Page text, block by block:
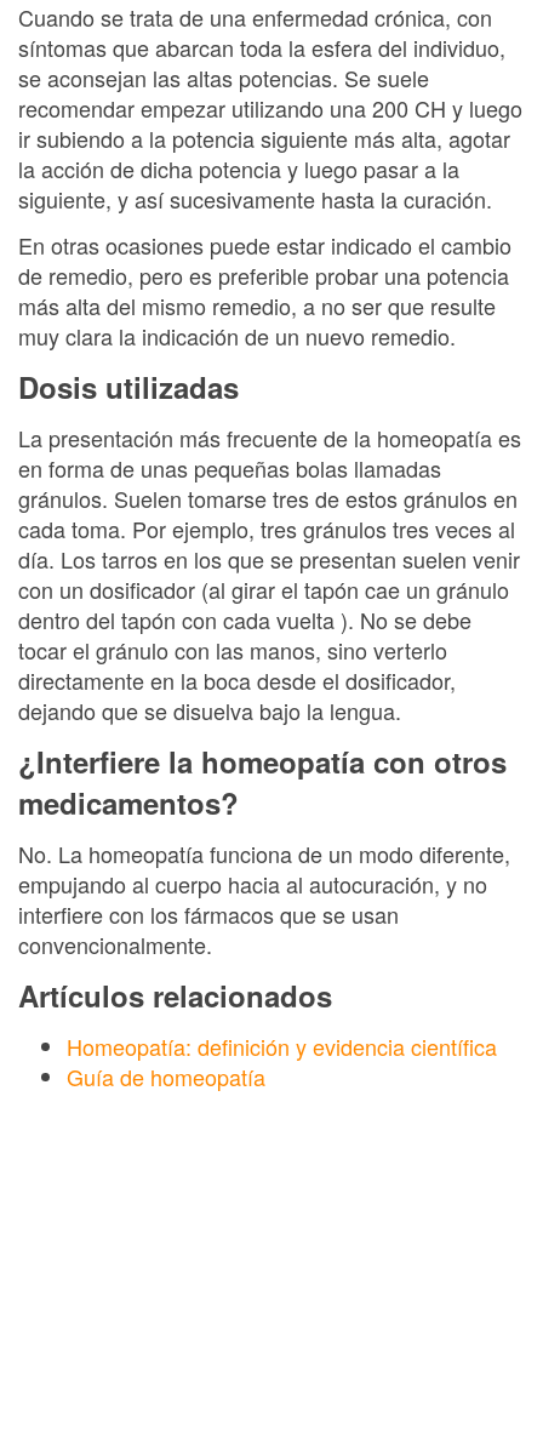
Cuando se trata de una enfermedad crónica, con
síntomas que abarcan toda la esfera del individuo,
se aconsejan las altas potencias. Se suele
recomendar empezar utilizando una 200 CH y luego
ir subiendo a la potencia siguiente más alta, agotar
la acción de dicha potencia y luego pasar a la
siguiente, y así sucesivamente hasta la curación.
En otras ocasiones puede estar indicado el cambio
de remedio, pero es preferible probar una potencia
más alta del mismo remedio, a no ser que resulte
muy clara la indicación de un nuevo remedio.
Dosis utilizadas
La presentación más frecuente de la homeopatía es
en forma de unas pequeñas bolas llamadas
gránulos. Suelen tomarse tres de estos gránulos en
cada toma. Por ejemplo, tres gránulos tres veces al
día. Los tarros en los que se presentan suelen venir
con un dosificador (al girar el tapón cae un gránulo
dentro del tapón con cada vuelta ). No se debe
tocar el gránulo con las manos, sino verterlo
directamente en la boca desde el dosificador,
dejando que se disuelva bajo la lengua.
¿Interfiere la homeopatía con otros
medicamentos?
No. La homeopatía funciona de un modo diferente,
empujando al cuerpo hacia al autocuración, y no
interfiere con los fármacos que se usan
convencionalmente.
Artículos relacionados
Homeopatía: definición y evidencia científica
Guía de homeopatía